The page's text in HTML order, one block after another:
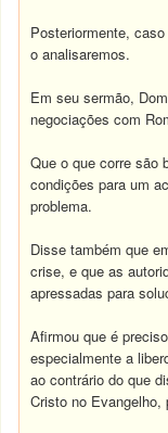
Posteriormente,
o analisaremos.
Em seu sermão,
negociações com
Que o que corre são
condições para um
problema.
Disse também que
crise, e que as
apressadas para
Afirmou que é
especialmente a
ao contrário do que
Cristo no Evangelho,